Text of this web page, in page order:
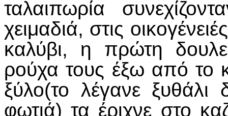
ταλαιπωρία
χειμαδιά, στις
καλύβι, η πρώτη
ρούχα τους έξω από το
ξύλο(το λέγανε ξυθάλι
φωτιά) τα έριχνε στο